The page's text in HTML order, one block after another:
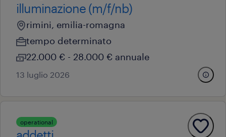
illuminazione (m/f/nb)
rimini, emilia-romagna
tempo determinato
22.000 € - 28.000 € annuale
13 luglio 2026
operational